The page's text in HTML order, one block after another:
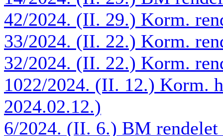
42/2024. (II. 29.) Korm.
33/2024. (II. 22.) Korm.
32/2024. (II. 22.) Korm.
1022/2024. (II. 12.) Korm.
2024.02.12.)
6/2024. (II. 6.) BM rendelet